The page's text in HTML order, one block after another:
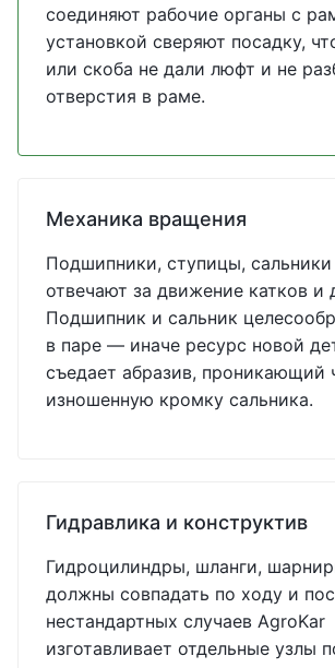
соединяют рабочие органы с
установкой сверяют посадку,
или скоба не дали люфт и не
отверстия в раме.
Механика вращения
Подшипники, ступицы, сальники
отвечают за движение катков и
Подшипник и сальник
в паре — иначе ресурс новой
съедает абразив, проникающий
изношенную кромку сальника.
Гидравлика и конструктив
Гидроцилиндры, шланги,
должны совпадать по ходу и
нестандартных случаев AgroKar
изготавливает отдельные узлы